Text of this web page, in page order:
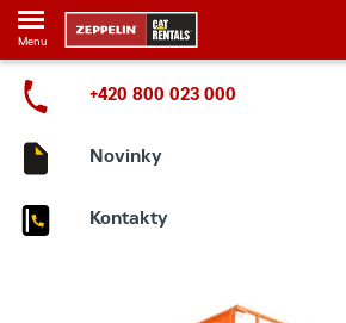
Menu
+420 800 023 000
Novinky
Kontakty